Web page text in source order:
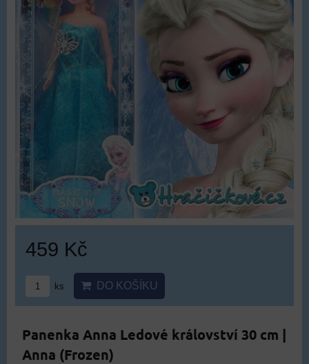
459 Kč
ks DO KOŠÍKU
Panenka Anna Ledové království 30 cm |
Anna (Frozen)